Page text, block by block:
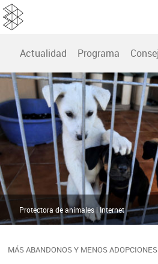
Actualidad Programa
MÁS ABANDONOS Y MENOS ADOPCIONES
Protectora de animales | Internet